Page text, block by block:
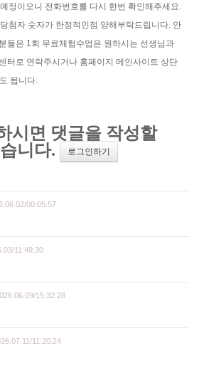
정이오니 전화번호를 다시 한번 확인해주세요.
첨자 숫자가 한정적인점 양해부탁드립니다. 안
들은 1회 무료체험수업은 원하시는 선생님과
터로 연락주시거나 홈페이지 메인사이트 상단
됩니다.